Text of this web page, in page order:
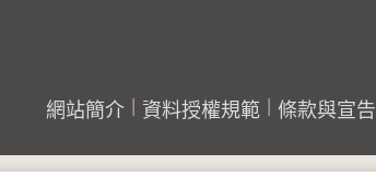
網站簡介 資料授權規範 條款與宣告